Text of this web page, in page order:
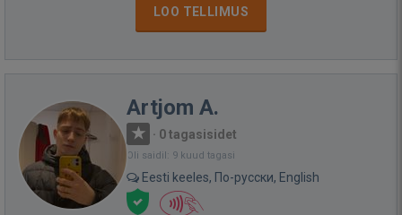
LOO TELLIMUS
Artjom A.
· 0 tagasisidet
Oli saidil: 9 kuud tagasi
Eesti keeles, По-русски, English